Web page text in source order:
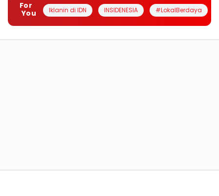
For
You
Iklanin di IDN INSIDENESIA #LokalBerdaya